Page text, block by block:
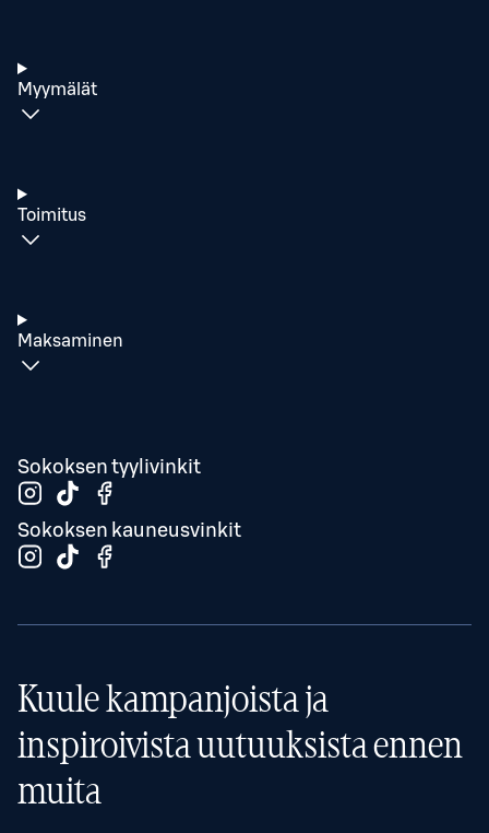
Myymälät
Toimitus
Maksaminen
Sokoksen tyylivinkit
Sokoksen kauneusvinkit
Kuule kampanjoista ja
inspiroivista uutuuksista ennen
muita